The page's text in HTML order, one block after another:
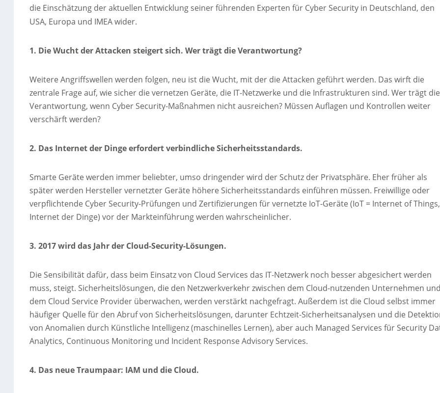
die Einschätzung der aktuellen Entwicklung seiner führenden Experten für Cyber Security in Deutschland, den
USA, Europa und IMEA wider.
1. Die Wucht der Attacken steigert sich. Wer trägt die Verantwortung?
Weitere Angriffswellen werden folgen, neu ist die Wucht, mit der die Attacken geführt werden. Das wirft die
zentrale Frage auf, wie sicher die vernetzen Geräte, die IT-Netzwerke und die Infrastrukturen sind. Wer trägt die
Verantwortung, wenn Cyber Security-Maßnahmen nicht ausreichen? Müssen Auflagen und Kontrollen weiter
verschärft werden?
2. Das Internet der Dinge erfordert verbindliche Sicherheitsstandards.
Smarte Geräte werden immer beliebter, umso dringender wird der Schutz der Privatsphäre. Eher früher als
später werden Hersteller vernetzter Geräte höhere Sicherheitsstandards einführen müssen. Freiwillige oder
verpflichtende Cyber Security-Prüfungen und Zertifizierungen für vernetzte IoT-Geräte (IoT = Internet of Things,
Internet der Dinge) vor der Markteinführung werden wahrscheinlicher.
3. 2017 wird das Jahr der Cloud-Security-Lösungen.
Die Sensibilität dafür, dass beim Einsatz von Cloud Services das IT-Netzwerk noch besser abgesichert werden
muss, steigt. Sicherheitslösungen, die den Netzwerkverkehr zwischen dem Cloud-nutzenden Unternehmen und
dem Cloud Service Provider überwachen, werden verstärkt nachgefragt. Außerdem ist die Cloud selbst immer
häufiger Quelle für den Abruf von Sicherheitslösungen, darunter Echtzeit-Sicherheitsanalysen und die
von Anomalien durch Künstliche Intelligenz (maschinelles Lernen), aber auch Managed Services für Security
Analytics, Continuous Monitoring und Incident Response Advisory Services.
4. Das neue Traumpaar: IAM und die Cloud.